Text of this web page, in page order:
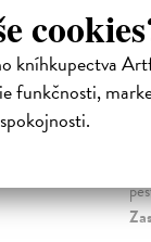
kníhkupectva
funkčnosti,